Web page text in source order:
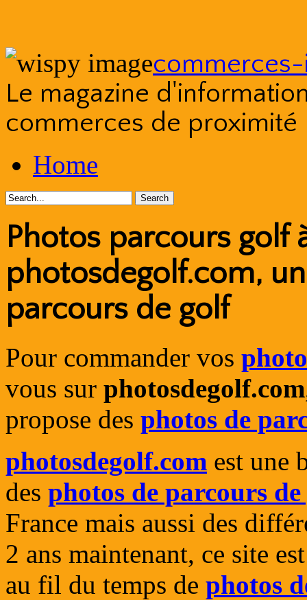
Le magazine
commerces de proximité
to
contentHome
Photos parcours golf
photosdegolf.com,
parcours de golf
Pour commander vos
vous sur photosdegolf.com
propose des photos de
photosdegolf.com est une
des photos de parcours
France mais aussi des
2 ans maintenant, ce site
au fil du temps de photos